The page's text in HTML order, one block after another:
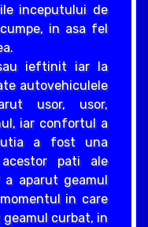
inceputului de
in asa fel
ieftinit iar la
autovehiculele
usor, usor,
iar confortul a
a fost una
pati ale
a aparut geamul
in care
geamul curbat, in